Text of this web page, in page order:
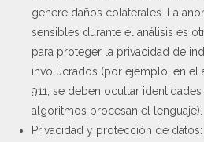
genere daños colaterales. La
sensibles durante el análisis es
para proteger la privacidad de
involucrados (por ejemplo, en el
911, se deben ocultar
algoritmos procesan el lenguaje).
Privacidad y protección de